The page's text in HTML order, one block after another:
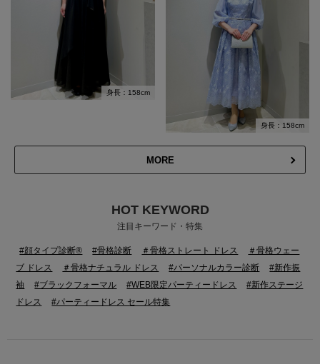
身長：158cm
身長：158cm
MORE
HOT KEYWORD
注目キーワード・特集
#顔タイプ診断® #骨格診断 ＃骨格ストレート ドレス
＃骨格ウェー
ブ ドレス
＃骨格ナチュラル ドレス #パーソナルカラー診断
#新作振
袖
#ブラックフォーマル #WEB限定パーティードレス
#新作ステージ
ドレス
#パーティードレス セール特集